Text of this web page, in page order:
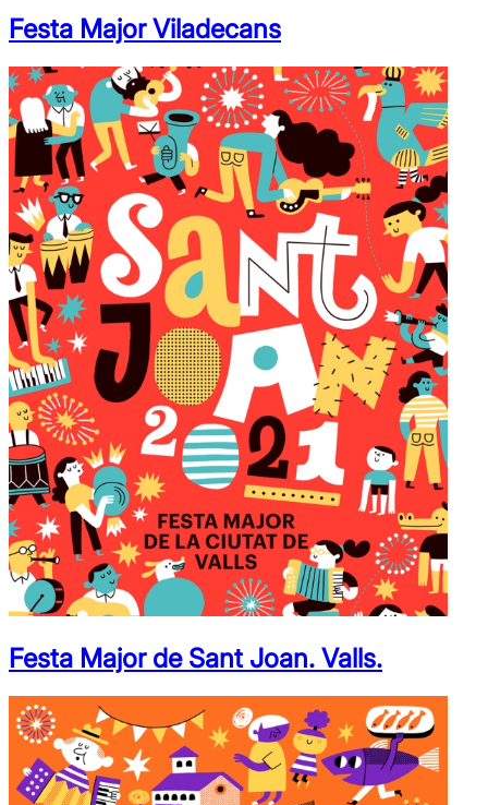
Festa Major Viladecans
Festa Major de Sant Joan. Valls.